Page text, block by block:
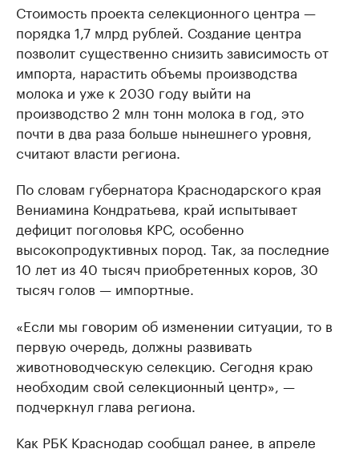
Стоимость проекта селекционного центра —
порядка 1,7 млрд рублей. Создание центра
позволит существенно снизить зависимость от
импорта, нарастить объемы производства
молока и уже к 2030 году выйти на
производство 2 млн тонн молока в год, это
почти в два раза больше нынешнего уровня,
считают власти региона.
По словам губернатора Краснодарского края
Вениамина Кондратьева, край испытывает
дефицит поголовья КРС, особенно
высокопродуктивных пород. Так, за последние
10 лет из 40 тысяч приобретенных коров, 30
тысяч голов — импортные.
«Если мы говорим об изменении ситуации, то в
первую очередь, должны развивать
животноводческую селекцию. Сегодня краю
необходим свой селекционный центр», —
подчеркнул глава региона.
Как РБК Краснодар сообщал ранее, в апреле